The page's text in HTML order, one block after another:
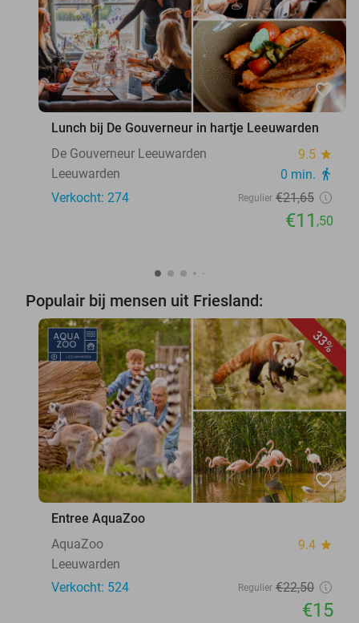
favorite_border
Lunch bij De Gouverneur in hartje Leeuwarden
De Gouverneur Leeuwarden
9.5 star
Leeuwarden 0 min. directions_walk
Verkocht: 274 Regulier €21,65
€11 ,50
Populair bij mensen uit Friesland:
33%
favorite_border
Entree AquaZoo
AquaZoo
9.4 star
Leeuwarden
Verkocht: 524
Regulier €22,50
€15